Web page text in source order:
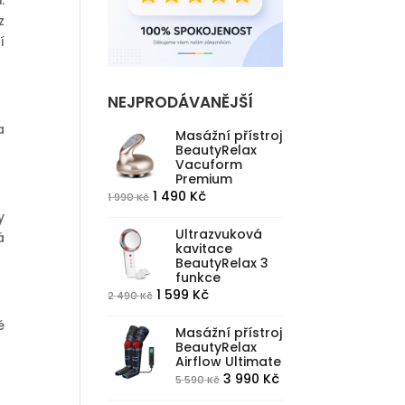
NEJPRODÁVANĚJŠÍ
Masážní přístroj
BeautyRelax
Vacuform
Premium
1 990Kč Původní
byla:
990 Kč.
1 490 KčAktuální
je:
1
490 Kč.
Ultrazvuková
kavitace
BeautyRelax 3
funkce
2 490Kč Původní
byla:
490 Kč.
1 599 KčAktuální
je:
1
599 Kč.
Masážní přístroj
BeautyRelax
Airflow Ultimate
5 590Kč Původní
3 990 KčAktuální